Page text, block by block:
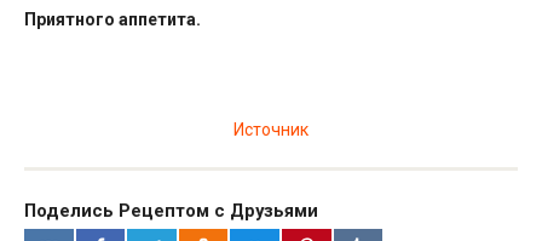
Приятного аппетита.
Источник
Поделись Рецептом с Друзьями